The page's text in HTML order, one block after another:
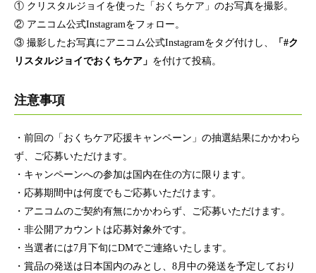
① クリスタルジョイを使った「おくちケア」のお写真を撮影。
② アニコム公式Instagramをフォロー。
③ 撮影したお写真にアニコム公式Instagramをタグ付けし、
「#ク
リスタルジョイでおくちケア」 を付けて投稿。
注意事項
・前回の「おくちケア応援キャンペーン」の抽選結果にかかわら
ず、ご応募いただけます。
・キャンペーンへの参加は国内在住の方に限ります。
・応募期間中は何度でもご応募いただけます。
・アニコムのご契約有無にかかわらず、ご応募いただけます。
・非公開アカウントは応募対象外です。
・当選者には7月下旬にDMでご連絡いたします。
・賞品の発送は日本国内のみとし、8月中の発送を予定しており